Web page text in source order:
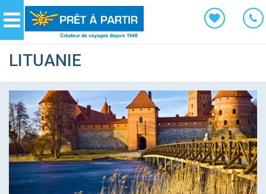
Navigation
LITUANIE
Panneau de gestion des cookies